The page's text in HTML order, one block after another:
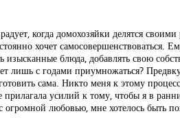
когда домохозяйки делятся
хочет самосовершенствоваться.
изысканные блюда, добавлять свою
лишь с годами приумножаться?
сама. Никто меня к этому
усилий к тому, чтобы я в
огромной любовью, мне хотелось быть